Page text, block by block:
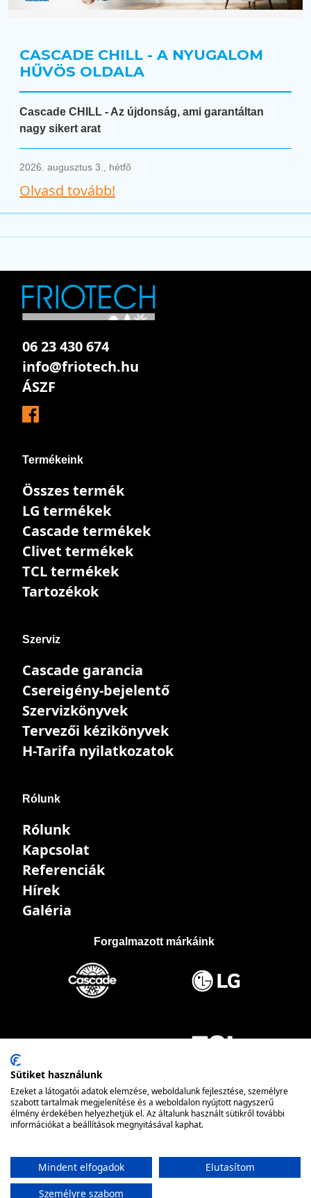
CASCADE CHILL - A NYUGALOM
HŰVÖS OLDALA
Cascade CHILL - Az újdonság, ami garantáltan
nagy sikert arat
2026. augusztus 3., hétfő
Olvasd tovább!
06 23 430 674
info@friotech.hu
ÁSZF
Termékeink
Összes termék
LG termékek
Cascade termékek
Clivet termékek
TCL termékek
Tartozékok
Szerviz
Cascade garancia
Csereigény-bejelentő
Szervizkönyvek
Tervezői kézikönyvek
H-Tarifa nyilatkozatok
Rólunk
Rólunk
Kapcsolat
Referenciák
Hírek
Galéria
Forgalmazott márkáink
Sütiket használunk
Ezeket a látogatói adatok elemzése, weboldalunk fejlesztése, személyre
szabott tartalmak megjelenítése és a weboldalon nyújtott nagyszerű
élmény érdekében helyezhetjük el. Az általunk használt sütikről további
információkat a beállítások megnyitásával kaphat.
Mindent elfogadok
Elutasítom
Személyre szabom